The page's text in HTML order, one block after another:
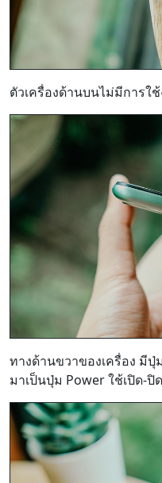
ตัวเครื่องด้านบนไม่มีการใ
ทางด้านขวาของเครื่อง มีปุ่
มาเป็นปุ่ม Power ใช้เปิด-